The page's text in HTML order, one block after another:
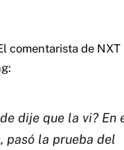
comentarista de
dije que la vi? En
pasó la prueba del